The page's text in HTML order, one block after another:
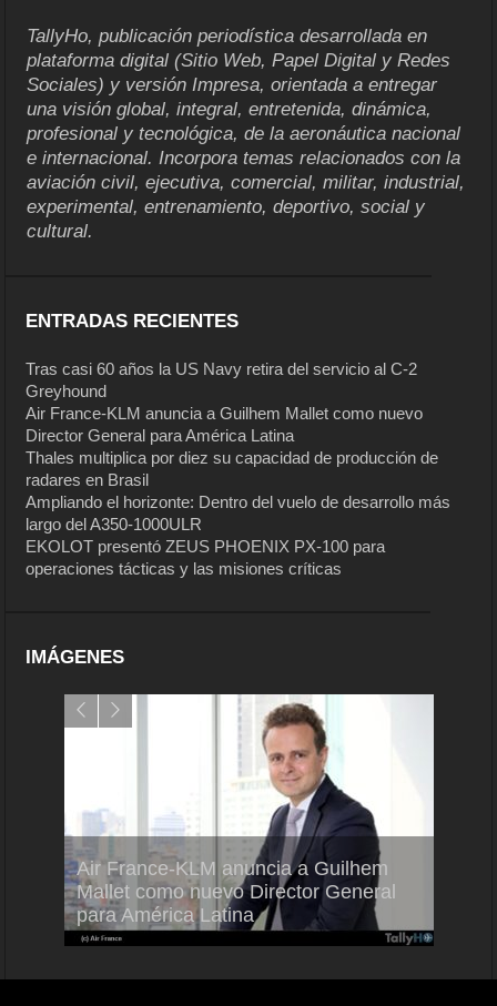
TallyHo, publicación periodística desarrollada en
plataforma digital (Sitio Web, Papel Digital y Redes
Sociales) y versión Impresa, orientada a entregar
una visión global, integral, entretenida, dinámica,
profesional y tecnológica, de la aeronáutica nacional
e internacional. Incorpora temas relacionados con la
aviación civil, ejecutiva, comercial, militar, industrial,
experimental, entrenamiento, deportivo, social y
cultural.
ENTRADAS RECIENTES
Tras casi 60 años la US Navy retira del servicio al C-2
Greyhound
Air France-KLM anuncia a Guilhem Mallet como nuevo
Director General para América Latina
Thales multiplica por diez su capacidad de producción de
radares en Brasil
Ampliando el horizonte: Dentro del vuelo de desarrollo más
largo del A350-1000ULR
EKOLOT presentó ZEUS PHOENIX PX-100 para
operaciones tácticas y las misiones críticas
IMÁGENES
Air France-KLM anuncia a Guilhem
Mallet como nuevo Director General
para América Latina